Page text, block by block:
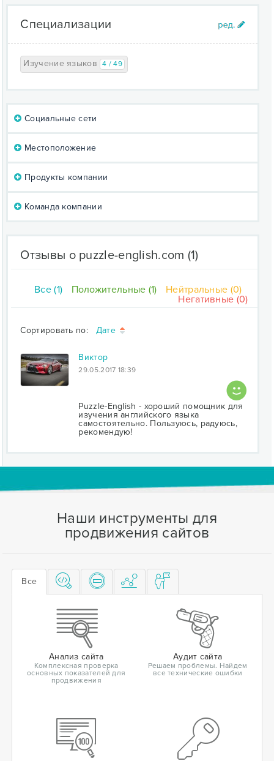
Специализации
Изучение языков 4 / 49
Социальные сети
Местоположение
Продукты компании
Команда компании
Отзывы о puzzle-english.com (1)
Все (1) Положительные (1)
Нейтральные (0)
Негативные (0)
Сортировать по: Дате
Виктор
29.05.2017 18:39
Puzzle-English - хороший помощник для
изучения английского языка
самостоятельно. Пользуюсь, радуюсь,
рекомендую!
Наши инструменты для
продвижения сайтов
Все
Анализ сайта
Комплексная проверка
основных показателей для
продвижения
Аудит сайта
Решаем проблемы. Найдем
все технические ошибки